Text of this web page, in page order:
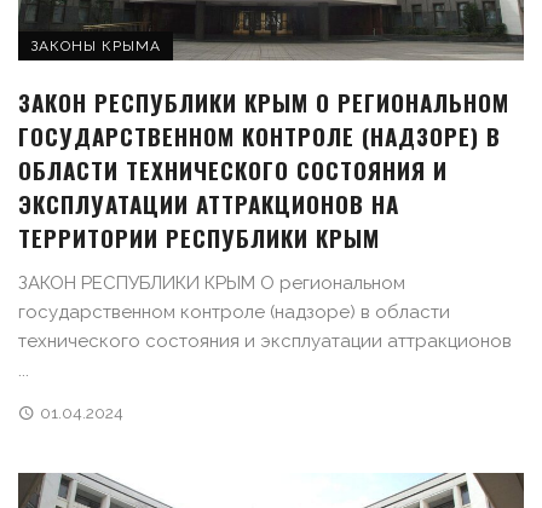
ЗАКОНЫ КРЫМА
ЗАКОН РЕСПУБЛИКИ КРЫМ О РЕГИОНАЛЬНОМ
ГОСУДАРСТВЕННОМ КОНТРОЛЕ (НАДЗОРЕ) В
ОБЛАСТИ ТЕХНИЧЕСКОГО СОСТОЯНИЯ И
ЭКСПЛУАТАЦИИ АТТРАКЦИОНОВ НА
ТЕРРИТОРИИ РЕСПУБЛИКИ КРЫМ
ЗАКОН РЕСПУБЛИКИ КРЫМ О региональном
государственном контроле (надзоре) в области
технического состояния и эксплуатации аттракционов
...
01.04.2024